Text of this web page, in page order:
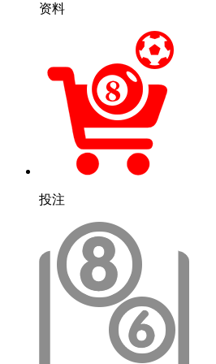
资料
投注